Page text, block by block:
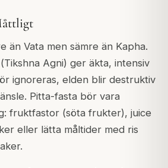
än Vata men sämre än Kapha.
Tikshna Agni) ger äkta, intensiv
ignoreras, elden blir destruktiv
Pitta-fasta bör vara
fruktfastor (söta frukter), juice
eller lätta måltider med ris